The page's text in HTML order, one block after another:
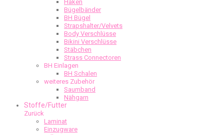
Haken
Bügelbänder
BH Bügel
Strapshalter/Velvets
Body Verschlüsse
Bikini Verschlüsse
Stäbchen
Strass Connectoren
BH Einlagen
BH Schalen
weiteres Zubehör
Saumband
Nähgarn
Stoffe/Futter
Zurück
Laminat
Einzugware